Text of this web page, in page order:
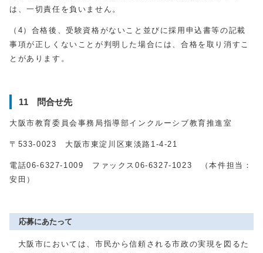
は、一切責任を負いません。
（ 4 ）合格後、受験資格がないこと並びに採用申込書等の記載
事項が正しくないことが判明した場合には、合格を取り消すこ
とがあります。
11 問合せ先
大阪市教育委員会事務局指導部インクルーシブ教育推進室
〒 533-0023 大阪市東淀川区東淡路 1-4-21
電話06-6327-1009 ファックス06-6327-1023 （本件担当：
安田）
応募にあたって
大阪市においては、市民から信頼される市政の実現を図るた